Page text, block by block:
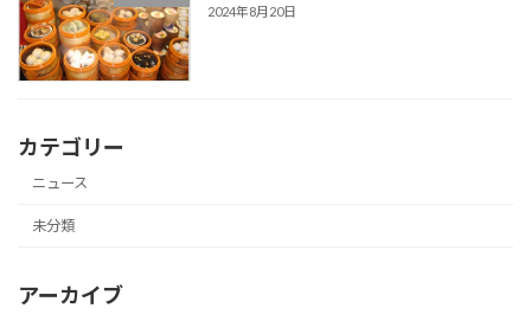
2024年8月20日
カテゴリー
ニュース
未分類
アーカイブ